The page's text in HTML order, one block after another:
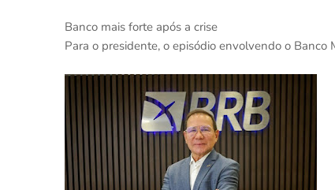
Banco mais forte após a crise
Para o presidente, o episódio envolvendo o